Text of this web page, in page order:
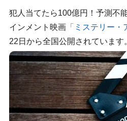
犯人当てたら100億円！予測不
インメント映画「ミステリー・
22日から全国公開されています